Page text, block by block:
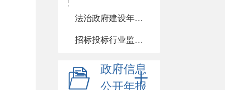
法治政府建设年度报告
招标投标行业监督责任清单
政府信息
公开年报